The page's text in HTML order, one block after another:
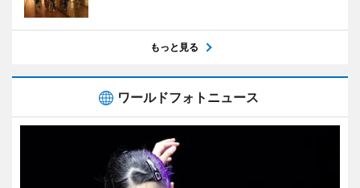
もっと見る
ワールドフォトニュース